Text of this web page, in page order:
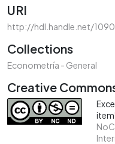
URI
http://hdl.handle.net/
Collections
Econometría - General
Creative